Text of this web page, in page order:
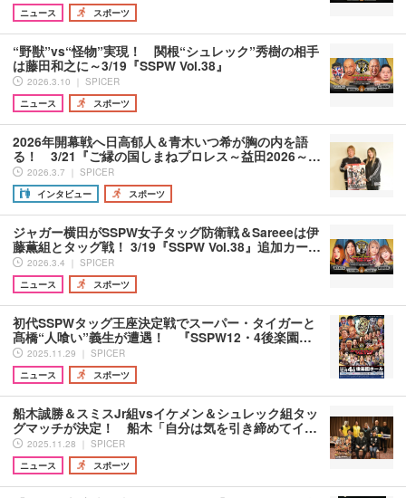
ニュース
スポーツ
“野獣”vs“怪物”実現！ 関根“シュレック”秀樹の相手
は藤田和之に～3/19『SSPW Vol.38』
2026.3.10 ｜ SPICER
ニュース
スポーツ
2026年開幕戦へ日高郁人＆青木いつ希が胸の内を語
る！ 3/21『ご縁の国しまねプロレス～益田2026～…
2026.3.7 ｜ SPICER
インタビュー
スポーツ
ジャガー横田がSSPW女子タッグ防衛戦＆Sareeeは伊
藤薫組とタッグ戦！ 3/19『SSPW Vol.38』追加カー…
2026.3.4 ｜ SPICER
ニュース
スポーツ
初代SSPWタッグ王座決定戦でスーパー・タイガーと
髙橋“人喰い”義生が遭遇！ 『SSPW12・4後楽園…
2025.11.29 ｜ SPICER
ニュース
スポーツ
船木誠勝＆スミスJr組vsイケメン＆シュレック組タッ
グマッチが決定！ 船木「自分は気を引き締めてイ…
2025.11.28 ｜ SPICER
ニュース
スポーツ